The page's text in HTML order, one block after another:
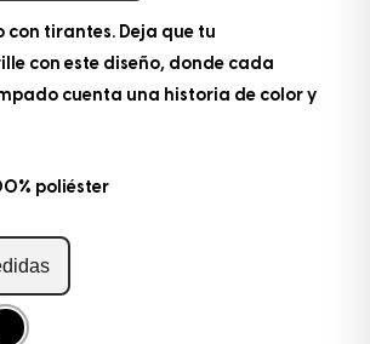
con tirantes. Deja que tu
con este diseño, donde cada
cuenta una historia de color y
poliéster